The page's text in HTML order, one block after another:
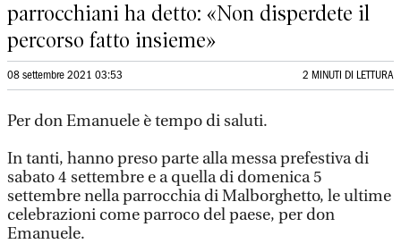
parrocchiani ha detto: «Non disperdete il
percorso fatto insieme»
08 settembre 2021 03:53 2 MINUTI DI LETTURA
Per don Emanuele è tempo di saluti.
In tanti, hanno preso parte alla messa prefestiva di
sabato 4 settembre e a quella di domenica 5
settembre nella parrocchia di Malborghetto, le ultime
celebrazioni come parroco del paese, per don
Emanuele.